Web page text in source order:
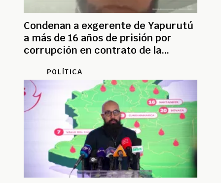
Condenan a exgerente de Yapurutú
a más de 16 años de prisión por
corrupción en contrato de la
POLÍTICA